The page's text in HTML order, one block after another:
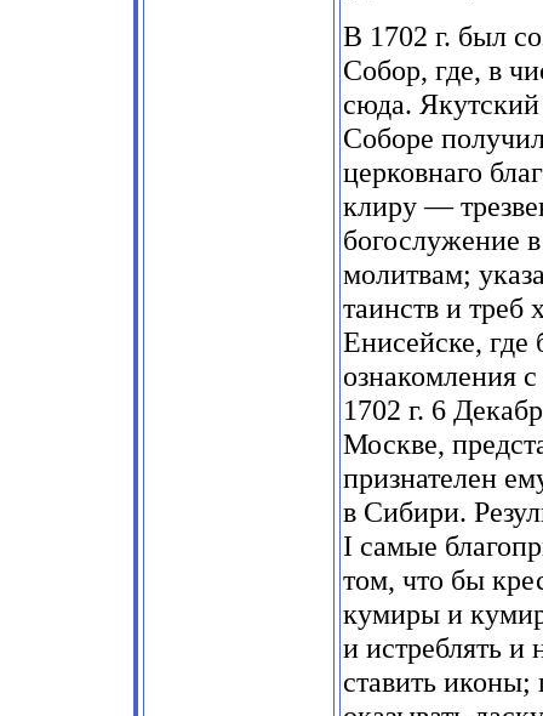
В 1702 г. был
Собор, где, в
сюда.
Соборе
церковнаго
клиру —
богослужение
молитвам;
таинств и треб
Енисейске,
ознакомления
1702 г. 6
Москве,
признателен
в Сибири.
I самые
том, что бы
кумиры и
и истреблять и
ставить